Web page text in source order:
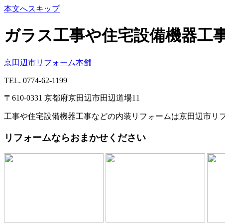
本文へスキップ
ガラス工事や住宅設備機器工
京田辺市リフォーム本舗
TEL. 0774-62-1199
〒610-0331 京都府京田辺市田辺道場11
工事や住宅設備機器工事などの内装リフォームは京田辺市リ
リフォームならおまかせください